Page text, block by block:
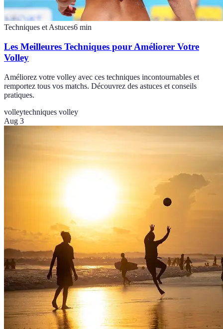
Techniques et Astuces6 min
Les Meilleures Techniques pour Améliorer Votre
Volley
Améliorez votre volley avec ces techniques incontournables et
remportez tous vos matchs. Découvrez des astuces et conseils
pratiques.
volleytechniques volley
Aug 3